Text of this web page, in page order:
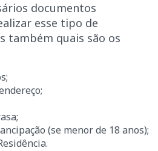
documentos
esse tipo de
também quais são os
(se menor de 18 anos);